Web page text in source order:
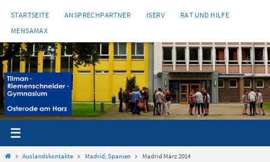
Inhalt
springen
STARTSEITE ANSPRECHPARTNER ISERV
RAT UND HILFE
MENSAMAX
StartAuslandskontakte Madrid, Spanien Madrid März 2014